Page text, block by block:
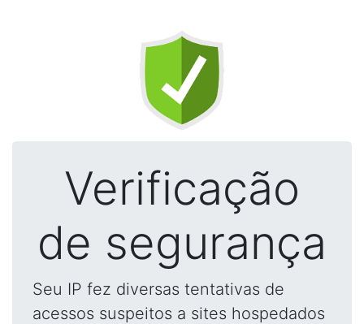
Verificação
de segurança
Seu IP fez diversas tentativas de
acessos suspeitos a sites hospedados